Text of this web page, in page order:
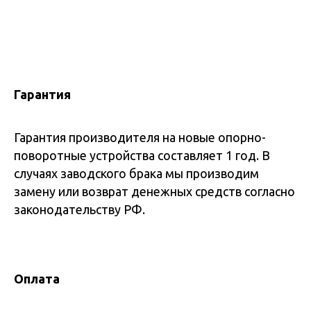
Гарантия
Гарантия производителя на новые опорно-
поворотные устройства составляет 1 год. В
случаях заводского брака мы производим
замену или возврат денежных средств согласно
законодательству РФ.
Оплата